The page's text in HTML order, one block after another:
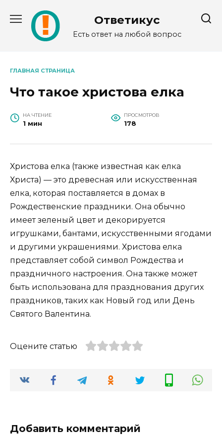
содержанию
Ответикус
Есть ответ на любой вопрос
ГЛАВНАЯ СТРАНИЦА
Что такое христова елка
НА ЧТЕНИЕ
1 мин
ПРОСМОТРОВ
178
Христова елка (также известная как елка
Христа) — это древесная или искусственная
елка, которая поставляется в домах в
Рождественские праздники. Она обычно
имеет зеленый цвет и декорируется
игрушками, бантами, искусственными ягодами
и другими украшениями. Христова елка
представляет собой символ Рождества и
праздничного настроения. Она также может
быть использована для празднования других
праздников, таких как Новый год или День
Святого Валентина.
Оцените статью
Добавить комментарий